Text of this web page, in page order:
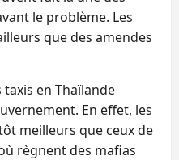
le problème. Les
que des amendes
en Thaïlande
En effet, les
meilleurs que ceux de
règnent des mafias